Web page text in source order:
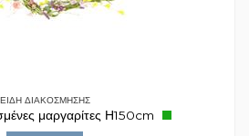
ΕΙΔΗ ΔΙΑΚΟΣΜΗΣΗΣ
μαργαρίτες Η150cm